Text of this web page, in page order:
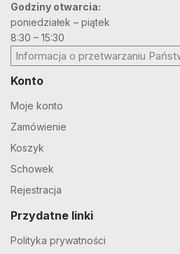
Godziny otwarcia:
poniedziałek – piątek
8:30 – 15:30
Informacja o przetwarzaniu
Konto
Moje konto
Zamówienie
Koszyk
Schowek
Rejestracja
Przydatne linki
Polityka prywatności